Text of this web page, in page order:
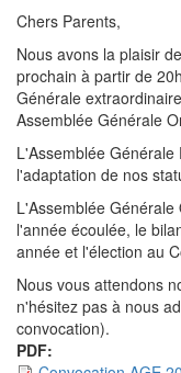
Chers Parents,
Nous avons la plaisir
prochain à partir de
Générale
Assemblée Générale
L'Assemblée
l'adaptation de nos
L'Assemblée
l'année écoulée, le
année et l'élection au
Nous vous attendons
n'hésitez pas à nous
convocation).
PDF: